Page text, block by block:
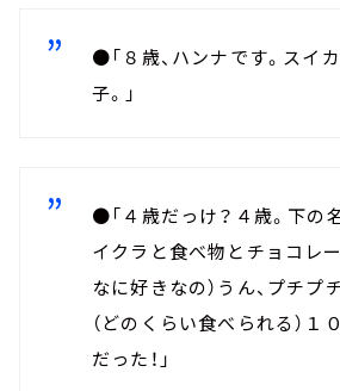
●「８歳、ハンナです。スイ
子。」
●「４歳だっけ？４歳。下の
イクラと食べ物とチョコレ
なに好きなの）うん、プチプ
（どのくらい食べられる）１
だった！」